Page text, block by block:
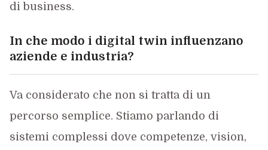
di business.
In che modo i digital twin influenzano
aziende e industria?
Va considerato che non si tratta di un
percorso semplice. Stiamo parlando di
sistemi complessi dove competenze, vision,